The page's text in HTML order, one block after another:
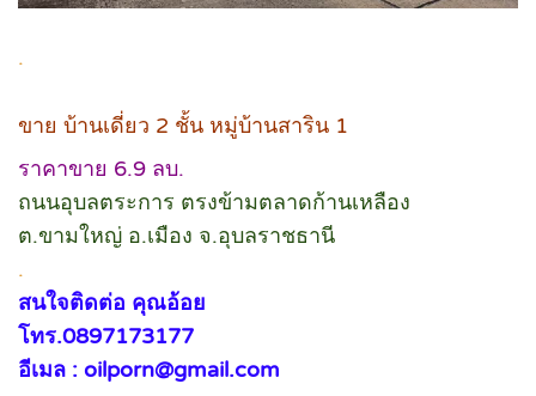
.
ขาย บ้านเดี่ยว 2 ชั้น หมู่บ้านสาริน 1
ราคาขาย 6.9 ลบ.
ถนนอุบลตระการ ตรงข้ามตลาดก้านเหลือง
ต.ขามใหญ่ อ.เมือง จ.อุบลราชธานี
.
สนใจติดต่อ คุณอ้อย
โทร.0897173177
อีเมล : oilporn@gmail.com